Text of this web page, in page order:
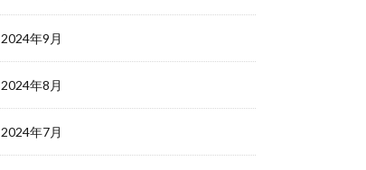
2024年9月
2024年8月
2024年7月